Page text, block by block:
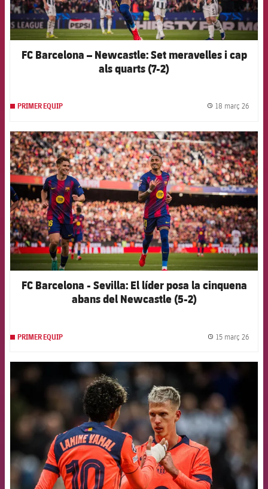
FC Barcelona – Newcastle: Set meravelles i cap
als quarts (7-2)
PRIMER EQUIP 18 març 26
FCB Barcelona badge
FC Barcelona - Sevilla: El líder posa la cinquena
abans del Newcastle (5-2)
PRIMER EQUIP 15 març 26
FCB Barcelona badge